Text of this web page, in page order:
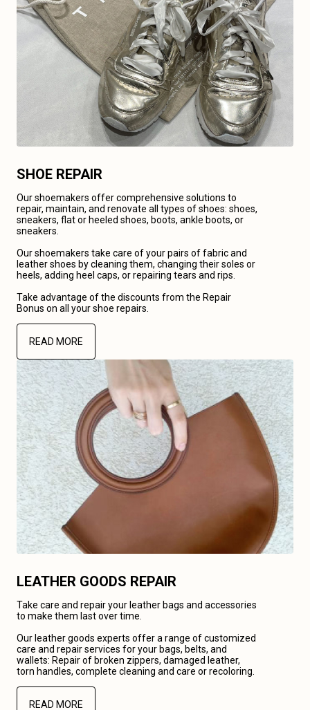
SHOE REPAIR
Our shoemakers offer comprehensive solutions to
repair, maintain, and renovate all types of shoes: shoes,
sneakers, flat or heeled shoes, boots, ankle boots, or
sneakers.
Our shoemakers take care of your pairs of fabric and
leather shoes by cleaning them, changing their soles or
heels, adding heel caps, or repairing tears and rips.
Take advantage of the discounts from the Repair
Bonus on all your shoe repairs.
READ MORE
LEATHER GOODS REPAIR
Take care and repair your leather bags and accessories
to make them last over time.
Our leather goods experts offer a range of customized
care and repair services for your bags, belts, and
wallets: Repair of broken zippers, damaged leather,
torn handles, complete cleaning and care or recoloring.
READ MORE